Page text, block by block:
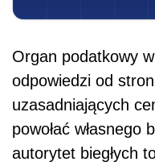
Organ podatkowy
odpowiedzi od
uzasadniających
powołać własnego
autorytet biegłych